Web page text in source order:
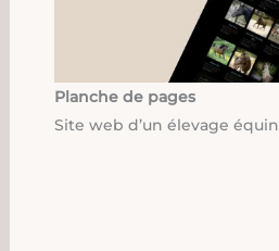
Planche de pages
Site web d’un élevage équin